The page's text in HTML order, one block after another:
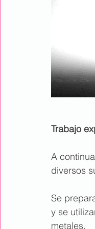
Trabajo
A
diversos
Se
y se
metales.